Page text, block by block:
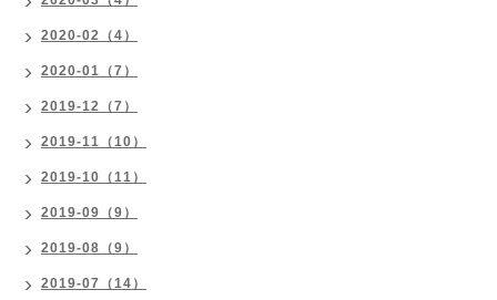
2020-02（4）
2020-01（7）
2019-12（7）
2019-11（10）
2019-10（11）
2019-09（9）
2019-08（9）
2019-07（14）